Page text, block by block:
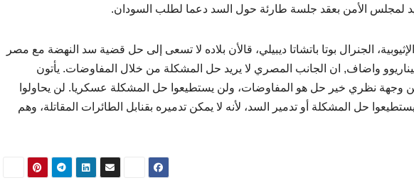
لمجلس الأمن بعقد جلسة طارئة حول السد دعما لطلب السودان.
الجنرال بوتا باتشاتا ديبيلي، قالأن بلاده لا تسعى إلى حل قضية سد النهضة مع مصر
واضاف, ان الجانب المصري لا يريد حل المشكلة من خلال المفاوضات. يأتون
وجهة نظري خير حل هو المفاوضات، ولن يستطيعوا حل المشكلة عسكريا. لن يحاولوا
حل المشكلة أو تدمير السد، لأنه لا يمكن تدميره بقنابل الطائرات المقاتلة، وهم